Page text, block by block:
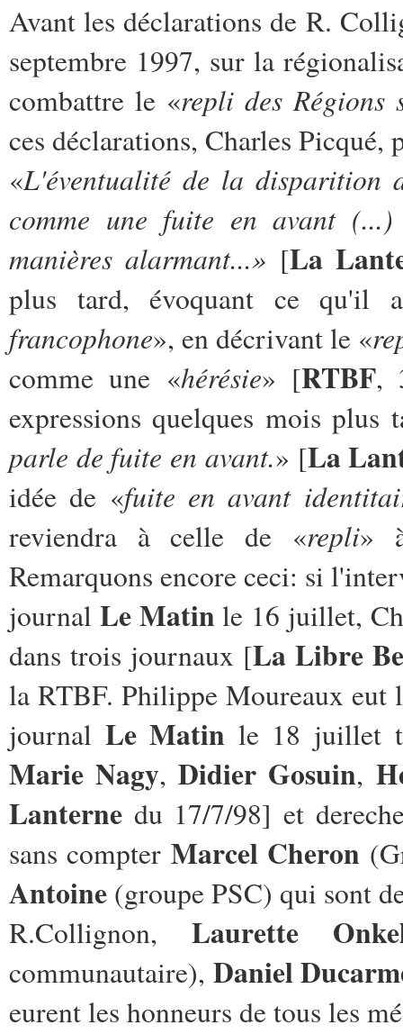
Avant les déclarations de R.
septembre 1997, sur la
combattre le «repli des Régions
ces déclarations, Charles
«L'éventualité de la disparition
comme une fuite en avant
manières alarmant...» [La
plus tard, évoquant ce qu'il
francophone», en décrivant le «
comme une «hérésie» [RTBF,
expressions quelques mois plus
parle de fuite en avant.» [La
idée de «fuite en avant
reviendra à celle de «repli»
Remarquons encore ceci: si
journal Le Matin le 16 juillet,
dans trois journaux [La Libre
la RTBF. Philippe Moureaux eut
journal Le Matin le 18 juillet
Marie Nagy,Didier Gosuin,
Lanterne du 17/7/98] et
sans compter Marcel Cheron
Antoine (groupe PSC) qui sont
R.Collignon,Laurette
communautaire), Daniel
eurent les honneurs de tous les